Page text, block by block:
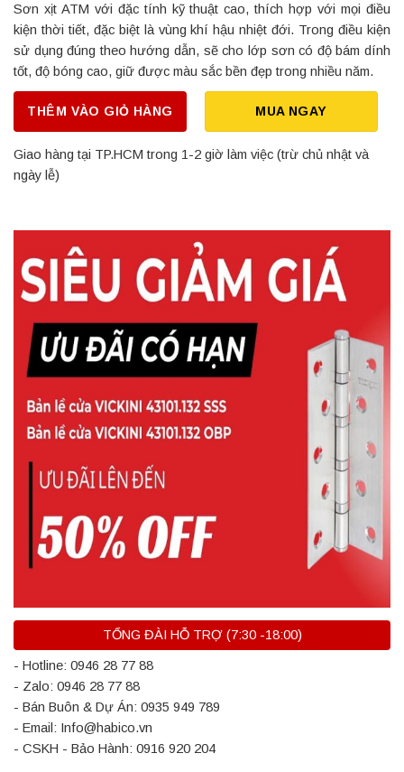
Sơn xịt ATM với đặc tính kỹ thuật cao, thích hợp với mọi điều
kiện thời tiết, đặc biệt là vùng khí hậu nhiệt đới. Trong điều kiện
sử dụng đúng theo hướng dẫn, sẽ cho lớp sơn có độ bám dính
tốt, độ bóng cao, giữ được màu sắc bền đẹp trong nhiều năm.
THÊM VÀO GIỎ HÀNG MUA NGAY
Giao hàng tại TP.HCM trong 1-2 giờ làm việc (trừ chủ nhật và
ngày lễ)
TỔNG ĐÀI HỖ TRỢ (7:30 -18:00)
- Hotline: 0946 28 77 88
- Zalo: 0946 28 77 88
- Bán Buôn & Dự Án: 0935 949 789
- Email: Info@habico.vn
- CSKH - Bảo Hành: 0916 920 204